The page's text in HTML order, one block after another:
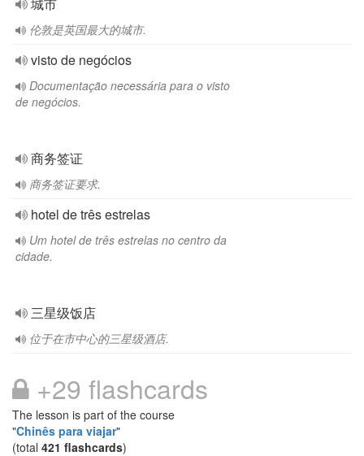
伦敦是英国最大的城市.
visto de negócios
Documentação necessária para o visto
de negócios.
商务签证
商务签证要求.
hotel de três estrelas
Um hotel de três estrelas no centro da
cidade.
三星级饭店
位于在市中心的三星级酒店.
+29 flashcards
The lesson is part of the course
"Chinês para viajar"
(total 421 flashcards)